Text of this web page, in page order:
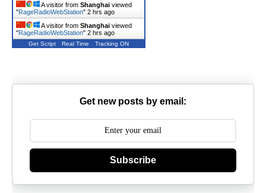
A visitor from Shanghai viewed
"RageRadioWebStation" 2 hrs ago
A visitor from Shanghai viewed
"RageRadioWebStation" 2 hrs ago
Get Script Real Time Tracking ON
Get new posts by email:
Subscribe